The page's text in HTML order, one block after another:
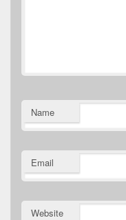
Name
Email
Website